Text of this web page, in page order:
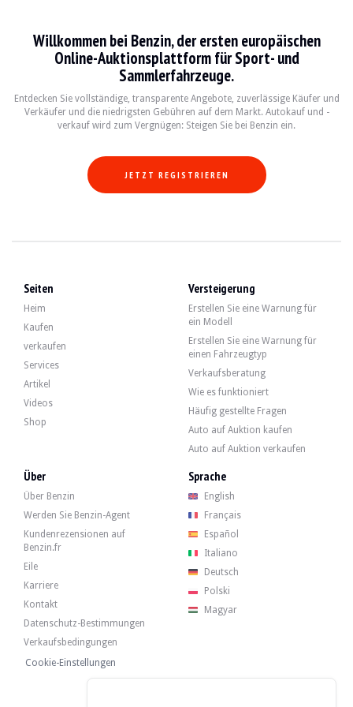
FAHRZEUGSCHEIN N.C.
Video
Dieser Honda TRX 70 ist ein Modell aus dem Jahr 1986. Der Verkäufer gibt
Der blaue Sattel weist weder Risse noch Löcher auf. Dieses Quad verfügt über
-Stoßfänger vorne und hinten,
-Front- und Heckprotektoren,
Der Einzylinder mit 72 cm³ Hubraum funktioniert normal, ebenso wie das
Kürzlich, im Jahr 2025, gab er folgende Interviews:
-Überholung des Vergasers,
-Einstellung der Bremsen,
-Ölwechsel,
-Instandsetzung des Benzintanks
- Austausch der Antriebskette, der Zündkerze, des Tankdeckels und der beiden
Das Quad verfügt über seine 4 Originalräder in gutem Zustand, die mit
Willkommen bei Benzin, der ersten europäischen
Online-Auktionsplattform für Sport- und
Sammlerfahrzeuge.
Entdecken Sie vollständige, transparente Angebote, zuverlässige Käufer und
Verkäufer und die niedrigsten Gebühren auf dem Markt. Autokauf und -
verkauf wird zum Vergnügen: Steigen Sie bei Benzin ein.
JETZT REGISTRIEREN
Seiten
Heim
Kaufen
verkaufen
Services
Artikel
Videos
Shop
Versteigerung
Erstellen Sie eine Warnung für
ein Modell
Erstellen Sie eine Warnung für
einen Fahrzeugtyp
Verkaufsberatung
Wie es funktioniert
Häufig gestellte Fragen
Auto auf Auktion kaufen
Auto auf Auktion verkaufen
Über
Über Benzin
Werden Sie Benzin-Agent
Kundenrezensionen auf
Benzin.fr
Eile
Karriere
Kontakt
Datenschutz-Bestimmungen
Verkaufsbedingungen
Cookie-Einstellungen
Sprache
English
Français
Español
Italiano
Deutsch
Polski
Magyar